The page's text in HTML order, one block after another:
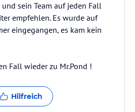
sein Team auf jeden Fall
empfehlen. Es wurde auf
eingegangen, es kam kein
Fall wieder zu Mr.Pond !
Hilfreich